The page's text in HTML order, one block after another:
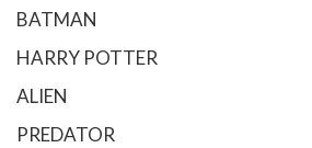
BATMAN
HARRY POTTER
ALIEN
PREDATOR